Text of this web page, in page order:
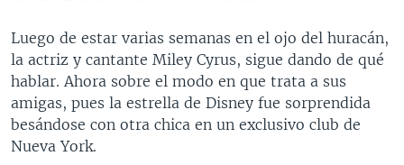
FORO [RADIO]
DEPORTIVO INTERNACIONAL
NOTA ECONÓMICA
ENTRETENIMIENTO
Idiomas
Luego de estar varias semanas en el ojo del huracán,
la actriz y cantante Miley Cyrus, sigue dando de qué
hablar. Ahora sobre el modo en que trata a sus
amigas, pues la estrella de Disney fue sorprendida
besándose con otra chica en un exclusivo club de
Nueva York.